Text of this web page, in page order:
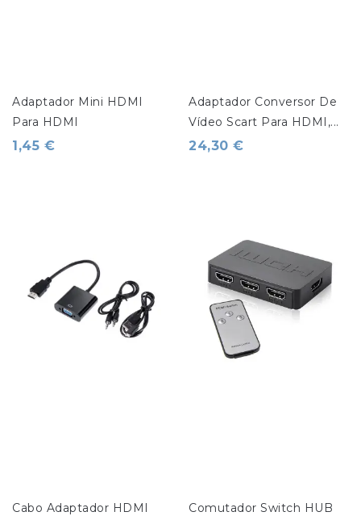
Adaptador Mini HDMI
Para HDMI
1,45 €
Adaptador Conversor De
Vídeo Scart Para HDMI,...
24,30 €
Cabo Adaptador HDMI
Comutador Switch HUB